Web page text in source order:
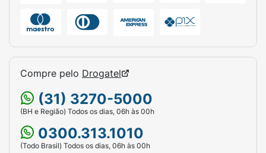
Compre pelo Drogatel
(31) 3270-5000
(BH e Região) Todos os dias, 06h às 00h
0300.313.1010
(Todo Brasil) Todos os dias, 06h às 00h